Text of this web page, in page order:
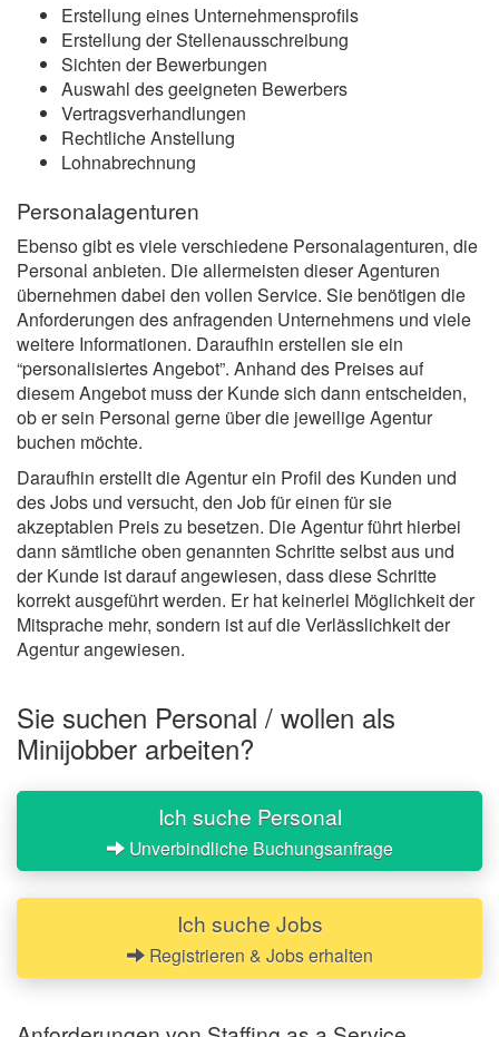
Erstellung eines Unternehmensprofils
Erstellung der Stellenausschreibung
Sichten der Bewerbungen
Auswahl des geeigneten Bewerbers
Vertragsverhandlungen
Rechtliche Anstellung
Lohnabrechnung
Personalagenturen
Ebenso gibt es viele verschiedene Personalagenturen, die
Personal anbieten. Die allermeisten dieser Agenturen
übernehmen dabei den vollen Service. Sie benötigen die
Anforderungen des anfragenden Unternehmens und viele
weitere Informationen. Daraufhin erstellen sie ein
“personalisiertes Angebot”. Anhand des Preises auf
diesem Angebot muss der Kunde sich dann entscheiden,
ob er sein Personal gerne über die jeweilige Agentur
buchen möchte.
Daraufhin erstellt die Agentur ein Profil des Kunden und
des Jobs und versucht, den Job für einen für sie
akzeptablen Preis zu besetzen. Die Agentur führt hierbei
dann sämtliche oben genannten Schritte selbst aus und
der Kunde ist darauf angewiesen, dass diese Schritte
korrekt ausgeführt werden. Er hat keinerlei Möglichkeit der
Mitsprache mehr, sondern ist auf die Verlässlichkeit der
Agentur angewiesen.
Sie suchen Personal / wollen als
Minijobber arbeiten?
Ich suche Personal
Unverbindliche Buchungsanfrage
Ich suche Jobs
Registrieren & Jobs erhalten